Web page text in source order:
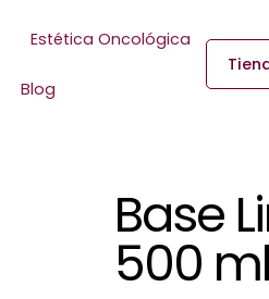
Estética Oncológica
Blog
Base
500